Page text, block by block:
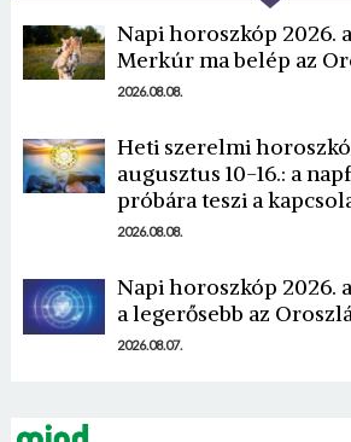
Napi horoszkóp 2026.
Merkúr ma belép az
2026.08.08.
Heti szerelmi
augusztus 10-16.: a
próbára teszi a
2026.08.08.
Napi horoszkóp 2026.
a legerősebb az
2026.08.07.
Borsonline
E-mail cím vagy felhasználónév
Jelszó